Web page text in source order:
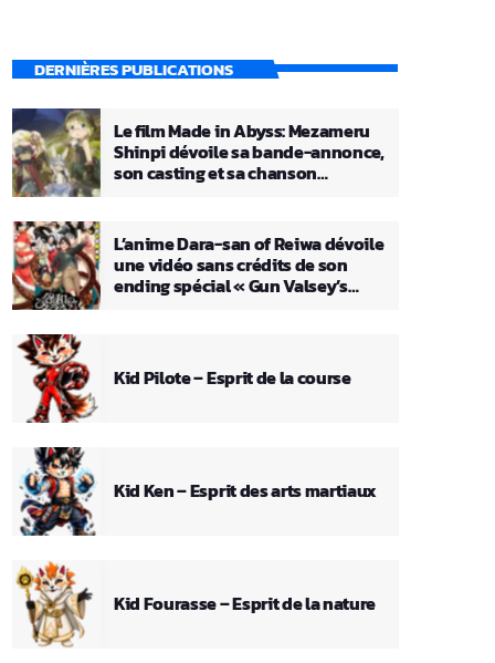
DERNIÈRES PUBLICATIONS
Le film Made in Abyss: Mezameru
Shinpi dévoile sa bande-annonce,
son casting et sa chanson
L’anime Dara-san of Reiwa dévoile
une vidéo sans crédits de son
ending spécial « Gun Valsey’s
Kid Pilote – Esprit de la course
Kid Ken – Esprit des arts martiaux
Kid Fourasse – Esprit de la nature